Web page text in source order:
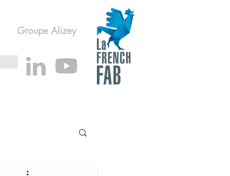
Groupe Alizey